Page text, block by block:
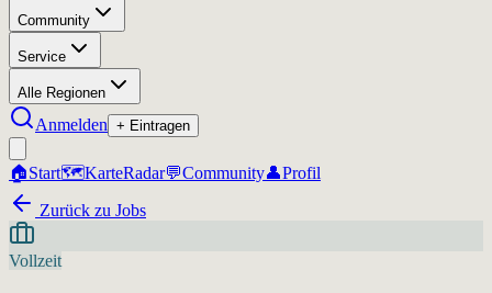
Community
Service
Alle Regionen
Anmelden + Eintragen
🏠Start🗺️KarteRadar💬Community👤Profil
Zurück zu Jobs
Vollzeit